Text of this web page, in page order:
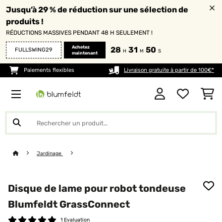
Jusqu’à 29 % de réduction sur une sélection de
produits !
RÉDUCTIONS MASSIVES PENDANT 48 H SEULEMENT !
FULLSWING29
Achetez
maintenant
28 H 31 M 49 S
Paiements flexibles Livraison gratuite à partir de 100€*
Jardinage
Disque de lame pour robot tondeuse
Blumfeldt GrassConnect
1 Evaluation